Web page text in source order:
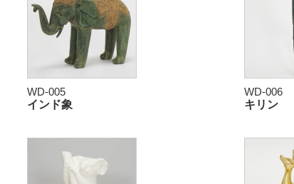
WD-005
インド象
WD-006
キリン